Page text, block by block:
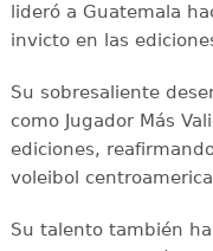
lideró a Guatemala
invicto en las
Su sobresaliente
como Jugador Más
ediciones,
voleibol
Su talento también